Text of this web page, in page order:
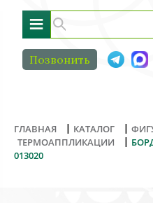
≡
Позвонить
ГЛАВНАЯ | КАТАЛОГ |
ТЕРМОАППЛИКАЦИИ |
013020